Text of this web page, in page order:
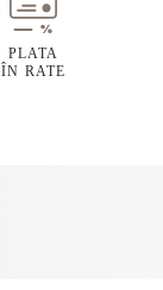
PLATA
ÎN RATE